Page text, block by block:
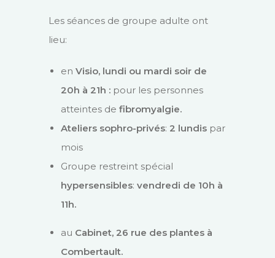
Les séances de groupe adulte ont
lieu:
en Visio, lundi ou mardi soir de
20h à 21h : pour les personnes
atteintes defibromyalgie.
Ateliers sophro-privés: 2 lundis par
mois
Groupe restreint spécial
hypersensibles:vendredi de 10h à
11h.
au Cabinet, 26 rue des plantes à
Combertault.